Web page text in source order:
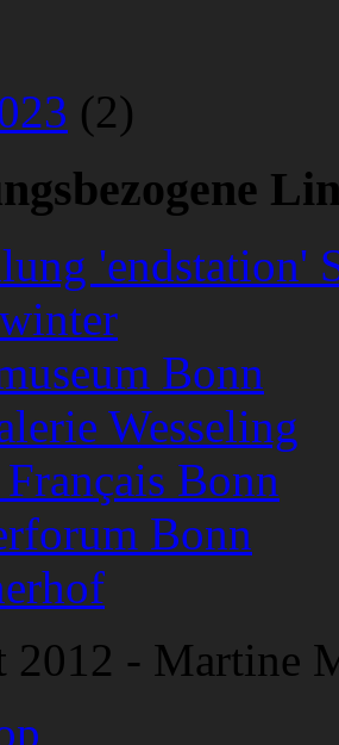
(2)
'endstation'
Bonn
Wesseling
Bonn
Bonn
2012 - Martine